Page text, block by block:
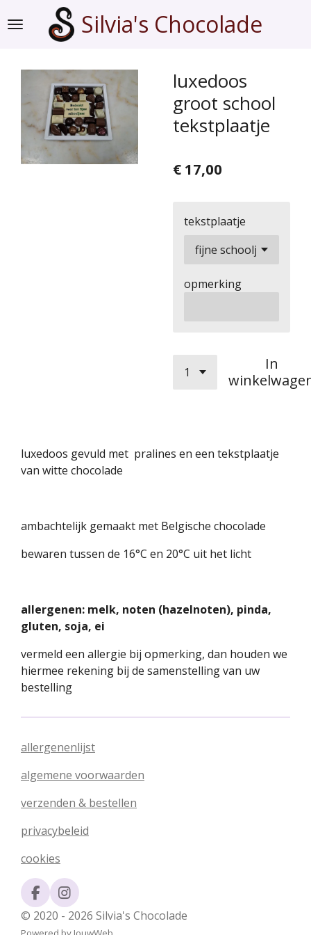
direct
hoofdinhoud
Silvia's Chocolade
luxedoos
groot school
tekstplaatje
€ 17,00
tekstplaatje
opmerking
In
luxedoos gevuld met pralines en een tekstplaatje
van witte chocolade
ambachtelijk gemaakt met Belgische chocolade
bewaren tussen de 16°C en 20°C uit het licht
allergenen: melk, noten (hazelnoten), pinda,
gluten, soja, ei
vermeld een allergie bij opmerking, dan houden we
hiermee rekening bij de samenstelling van uw
bestelling
allergenenlijst
algemene voorwaarden
verzenden & bestellen
privacybeleid
cookies
F
a
c
I
n
s
© 2020 - 2026 Silvia's Chocolade